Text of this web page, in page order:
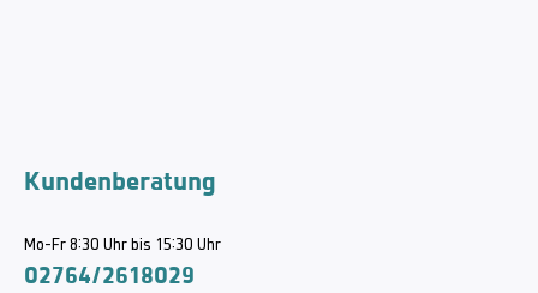
Kundenberatung
Mo-Fr 8:30 Uhr bis 15:30 Uhr
02764/2618029